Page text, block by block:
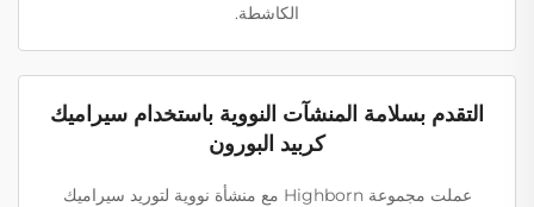
الكاشطة.
التقدم بسلامة المنشآت النووية باستخدام سيراميك
كربيد البورون
عملت مجموعة Highborn مع منشأة نووية لتوريد سيراميك